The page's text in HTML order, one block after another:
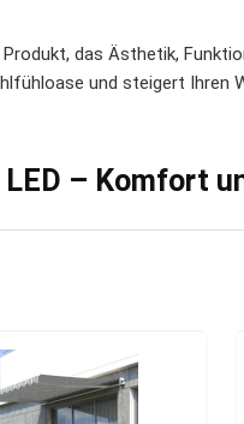
Produkt, das Ästhetik,
und steigert
– Komfort